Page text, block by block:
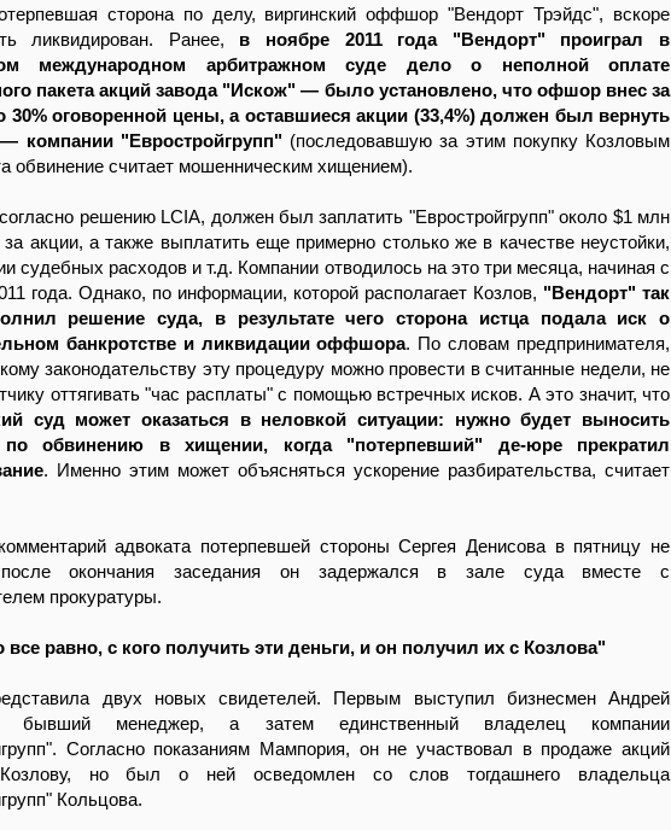
сторона по делу, виргинский оффшор "Вендорт Трэйдс", вскоре
ликвидирован. Ранее, в ноябре 2011 года "Вендорт" проиграл в
международном арбитражном суде дело о неполной оплате
пакета акций завода "Искож" — было установлено, что офшор внес за
30% оговоренной цены, а оставшиеся акции (33,4%) должен был вернуть
компании "Евростройгрупп"(последовавшую за этим покупку Козловым
обвинение считает мошенническим хищением).
решению LCIA, должен был заплатить "Евростройгрупп" около $1 млн
акции, а также выплатить еще примерно столько же в качестве неустойки,
судебных расходов и т.д. Компании отводилось на это три месяца, начиная с
года. Однако, по информации, которой располагает Козлов, "Вендорт" так
решение суда, в результате чего сторона истца подала иск о
банкротстве и ликвидации оффшора. По словам предпринимателя,
законодательству эту процедуру можно провести в считанные недели, не
оттягивать "час расплаты" с помощью встречных исков. А это значит, что
суд может оказаться в неловкой ситуации: нужно будет выносить
по обвинению в хищении, когда "потерпевший" де-юре прекратил
. Именно этим может объясняться ускорение разбирательства, считает
адвоката потерпевшей стороны Сергея Денисова в пятницу не
окончания заседания он задержался в зале суда вместе с
прокуратуры.
равно, с кого получить эти деньги, и он получил их с Козлова"
двух новых свидетелей. Первым выступил бизнесмен Андрей
бывший менеджер, а затем единственный владелец компании
Согласно показаниям Мампория, он не участвовал в продаже акций
но был о ней осведомлен со слов тогдашнего владельца
Кольцова.